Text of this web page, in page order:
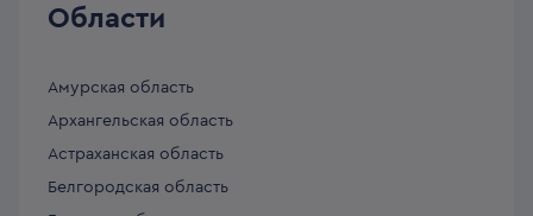
Области
Амурская область
Архангельская область
Астраханская область
Белгородская область